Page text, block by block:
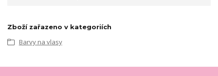
Zboží zařazeno v kategoriích
Barvy na vlasy